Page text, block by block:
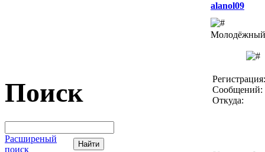
Поиск
Расширеный
поиск
alanol09
Молодёжный
Сообщений:
Откуда: